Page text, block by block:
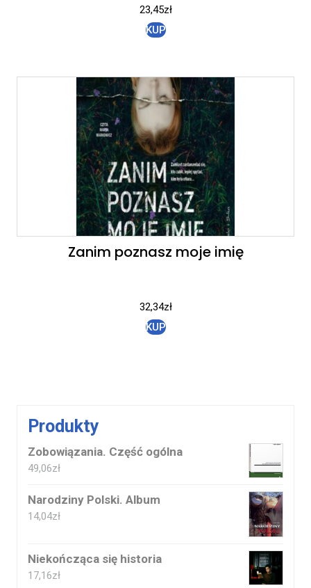
23,45zł
KUP
Zanim poznasz moje imię
32,34zł
KUP
Produkty
Zobowiązania. Część ogólna
49,06zł
Narodziny Polski. Album
14,04zł
Niekończąca się historia
17,16zł